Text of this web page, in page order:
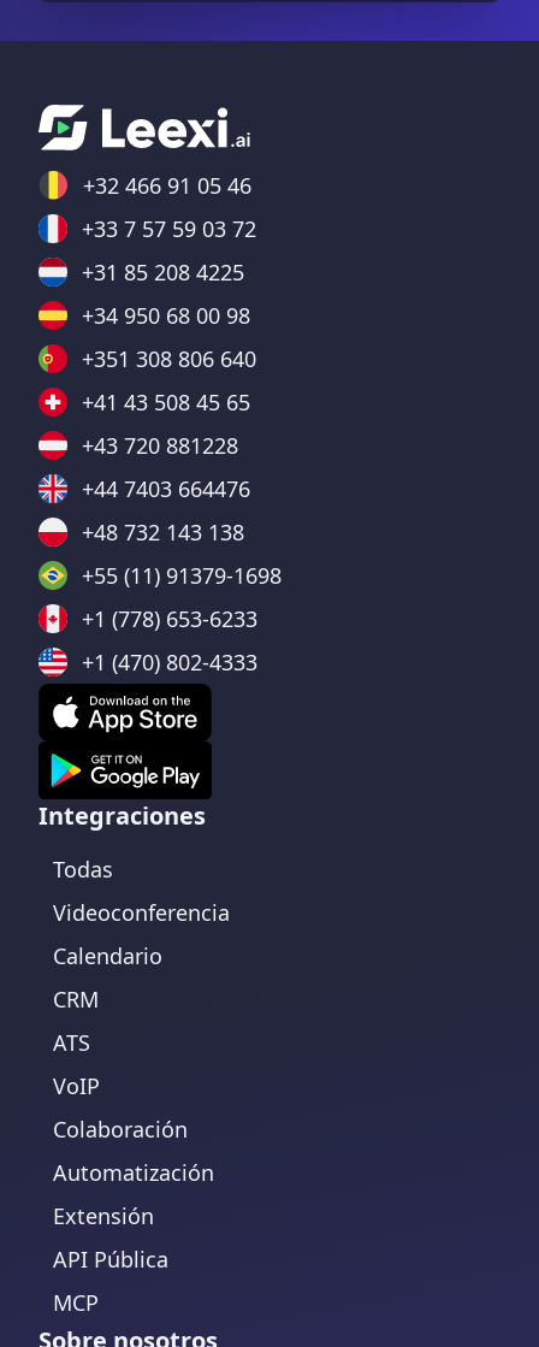
+32 466 91 05 46
+33 7 57 59 03 72
+31 85 208 4225
+34 950 68 00 98
+351 308 806 640
+41 43 508 45 65
+43 720 881228
+44 7403 664476
+48 732 143 138
+55 (11) 91379-1698
+1 (778) 653-6233
+1 (470) 802-4333
Integraciones
Todas
Videoconferencia
Calendario
CRM
ATS
VoIP
Colaboración
Automatización
Extensión
API Pública
MCP
Sobre nosotros